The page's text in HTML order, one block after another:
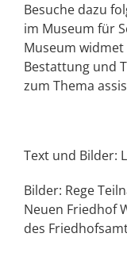
Besuche dazu
im Museum für
Museum widmet
Bestattung und
zum Thema
Text und Bilder:
Bilder: Rege
Neuen Friedhof
des